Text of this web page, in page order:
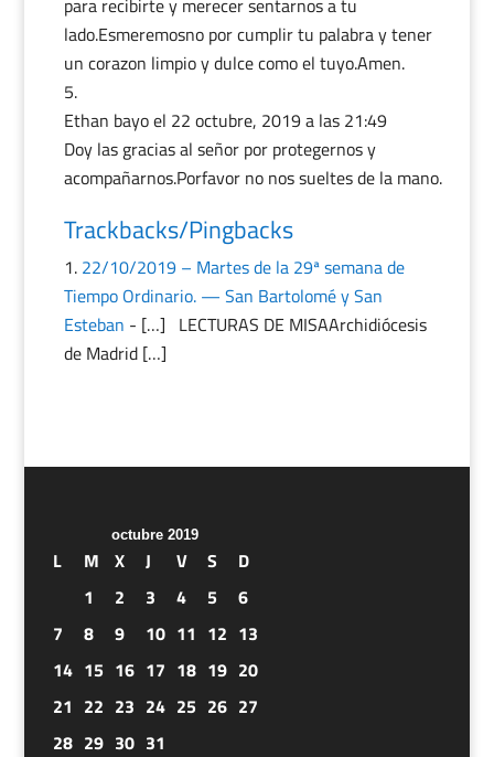
para recibirte y merecer sentarnos a tu
lado.Esmeremosno por cumplir tu palabra y tener
un corazon limpio y dulce como el tuyo.Amen.
Ethan bayoel 22 octubre, 2019 a las 21:49
Doy las gracias al señor por protegernos y
acompañarnos.Porfavor no nos sueltes de la mano.
Trackbacks/Pingbacks
22/10/2019 – Martes de la 29ª semana de
Tiempo Ordinario. — San Bartolomé y San
Esteban - […] LECTURAS DE MISAArchidiócesis
de Madrid […]
octubre 2019
L M X J V S
D
1
2 3 4 5
6
7
8 9 10 11 12 13
14 15 16 17 18 19 20
21 22 23 24 25 26 27
28 29 30 31